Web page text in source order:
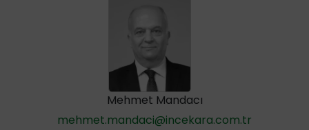
Mehmet Mandacı
mehmet.mandaci@incekara.com.tr